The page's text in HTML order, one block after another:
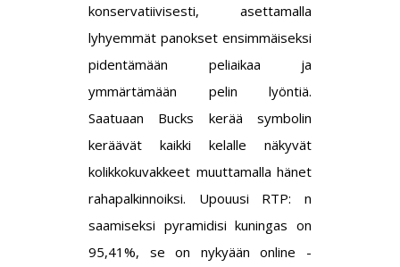
konservatiivisesti, asettamalla
lyhyemmät panokset ensimmäiseksi
pidentämään peliaikaa ja
ymmärtämään pelin lyöntiä.
Saatuaan Bucks kerää symbolin
keräävät kaikki kelalle näkyvät
kolikkokuvakkeet muuttamalla hänet
rahapalkinnoiksi. Upouusi RTP: n
saamiseksi pyramidisi kuningas on
95,41%, se on nykyään online -